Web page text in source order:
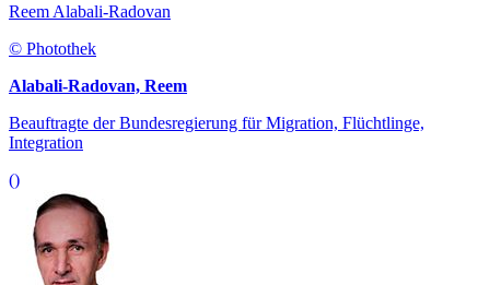
Reem Alabali-Radovan
© Photothek
Alabali-Radovan, Reem
Beauftragte der Bundesregierung für Migration, Flüchtlinge,
Integration
()